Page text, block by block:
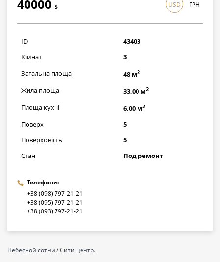
40000 $
1160000грн
USD ГРН
ID
43403
Кімнат
3
Загальна площа
48 м2
Жила площа 33,00 м2
Площа кухні 6,00 м2
Поверх
5
Поверховість
5
Стан
Под ремонт
Телефони:
+38 (098) 797-21-21
+38 (095) 797-21-21
+38 (093) 797-21-21
Небесной сотни / Сити центр.